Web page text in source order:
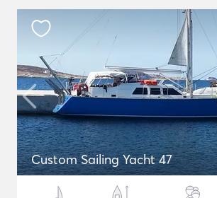
Custom Sailing Yacht 47